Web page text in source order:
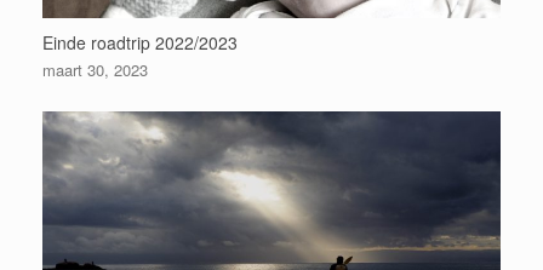
Einde roadtrip 2022/2023
maart 30, 2023